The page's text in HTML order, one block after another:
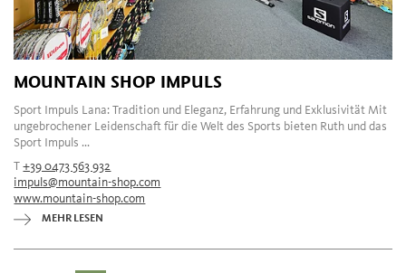
MOUNTAIN SHOP IMPULS
Sport Impuls Lana: Tradition und Eleganz, Erfahrung und Exklusivität Mit
ungebrochener Leidenschaft für die Welt des Sports bieten Ruth und das
Sport Impuls ...
T+39 0473 563 932
impuls@mountain-shop.com
www.mountain-shop.com
MEHR LESEN